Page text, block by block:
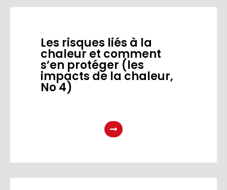
Les risques liés à la
chaleur et comment
s’en protéger (les
impacts de la chaleur,
No 4)